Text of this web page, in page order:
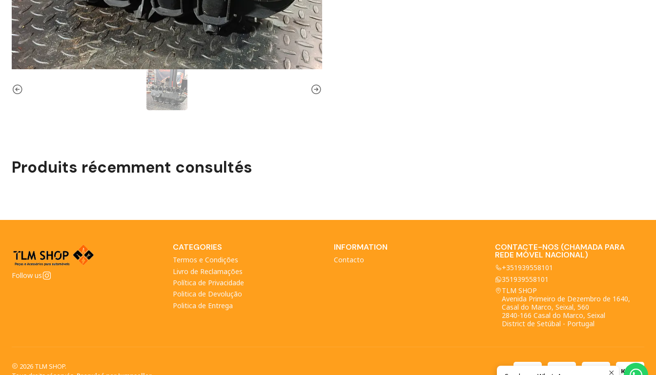
Produits récemment consultés
Follow us
CATEGORIES
Termos e Condições
Livro de Reclamações
Política de Privacidade
Politica de Devolução
Politica de Entrega
INFORMATION
Contacto
CONTACTE-NOS (CHAMADA PARA
REDE MÓVEL NACIONAL)
+351939558101
351939558101
TLM SHOP
Avenida Primeiro de Dezembro de 1640,
Casal do Marco, Seixal, 560
2840-166 Casal do Marco, Seixal
District de Setúbal - Portugal
2026 TLM SHOP.